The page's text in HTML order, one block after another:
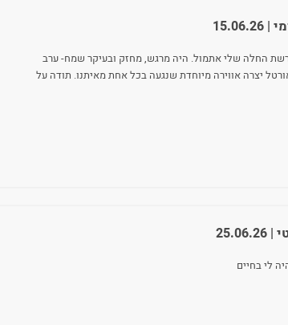
| 15.06.26
החלה שלי אתמול. היה מרגש, מחזק ובעיקר שמח- ערב
יצרה אווירה מיוחדת שנגעה בכל אחת מאיתנו. תודה על
| 25.06.26
לי בחיים